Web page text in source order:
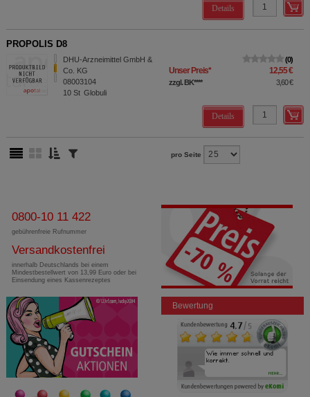
Details
PROPOLIS D8
DHU-Arzneimittel GmbH &
Co. KG
08003104
10 St Globuli
0
Unser Preis* 12,55 €
zzgl. BK**** 3,60 €
Details
pro Seite
0800-10 11 422
gebührenfreie Rufnummer
Versandkostenfrei
innerhalb Deutschlands bei einem
Mindestbestellwert von 13,99 Euro oder bei
Einsendung eines Kassenrezeptes
Bewertung